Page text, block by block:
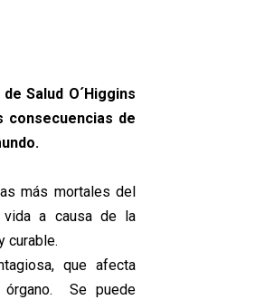
Salud O´Higgins
consecuencias de
más mortales del
a causa de la
curable.
que afecta
órgano. Se puede